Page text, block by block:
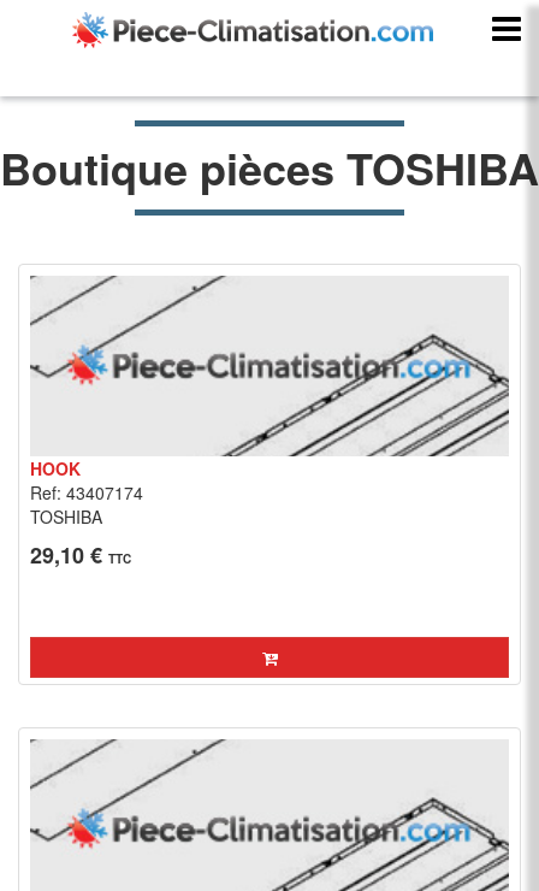
Boutique pièces TOSHIBA
HOOK
Ref: 43407174
TOSHIBA
29,10 € TTC